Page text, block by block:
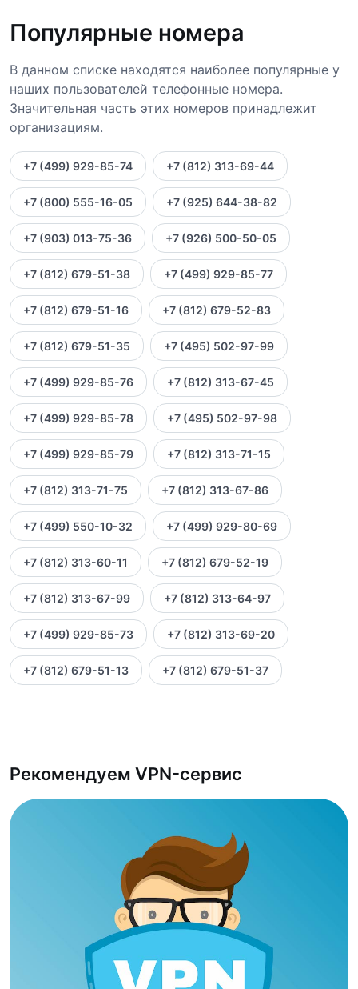
Популярные номера
В данном списке находятся наиболее популярные у
наших пользователей телефонные номера.
Значительная часть этих номеров принадлежит
организациям.
+7 (499) 929-85-74 +7 (812) 313-69-44
+7 (800) 555-16-05 +7 (925) 644-38-82
+7 (903) 013-75-36 +7 (926) 500-50-05
+7 (812) 679-51-38 +7 (499) 929-85-77
+7 (812) 679-51-16 +7 (812) 679-52-83
+7 (812) 679-51-35 +7 (495) 502-97-99
+7 (499) 929-85-76 +7 (812) 313-67-45
+7 (499) 929-85-78 +7 (495) 502-97-98
+7 (499) 929-85-79 +7 (812) 313-71-15
+7 (812) 313-71-75 +7 (812) 313-67-86
+7 (499) 550-10-32 +7 (499) 929-80-69
+7 (812) 313-60-11 +7 (812) 679-52-19
+7 (812) 313-67-99 +7 (812) 313-64-97
+7 (499) 929-85-73 +7 (812) 313-69-20
+7 (812) 679-51-13 +7 (812) 679-51-37
Рекомендуем VPN-сервис